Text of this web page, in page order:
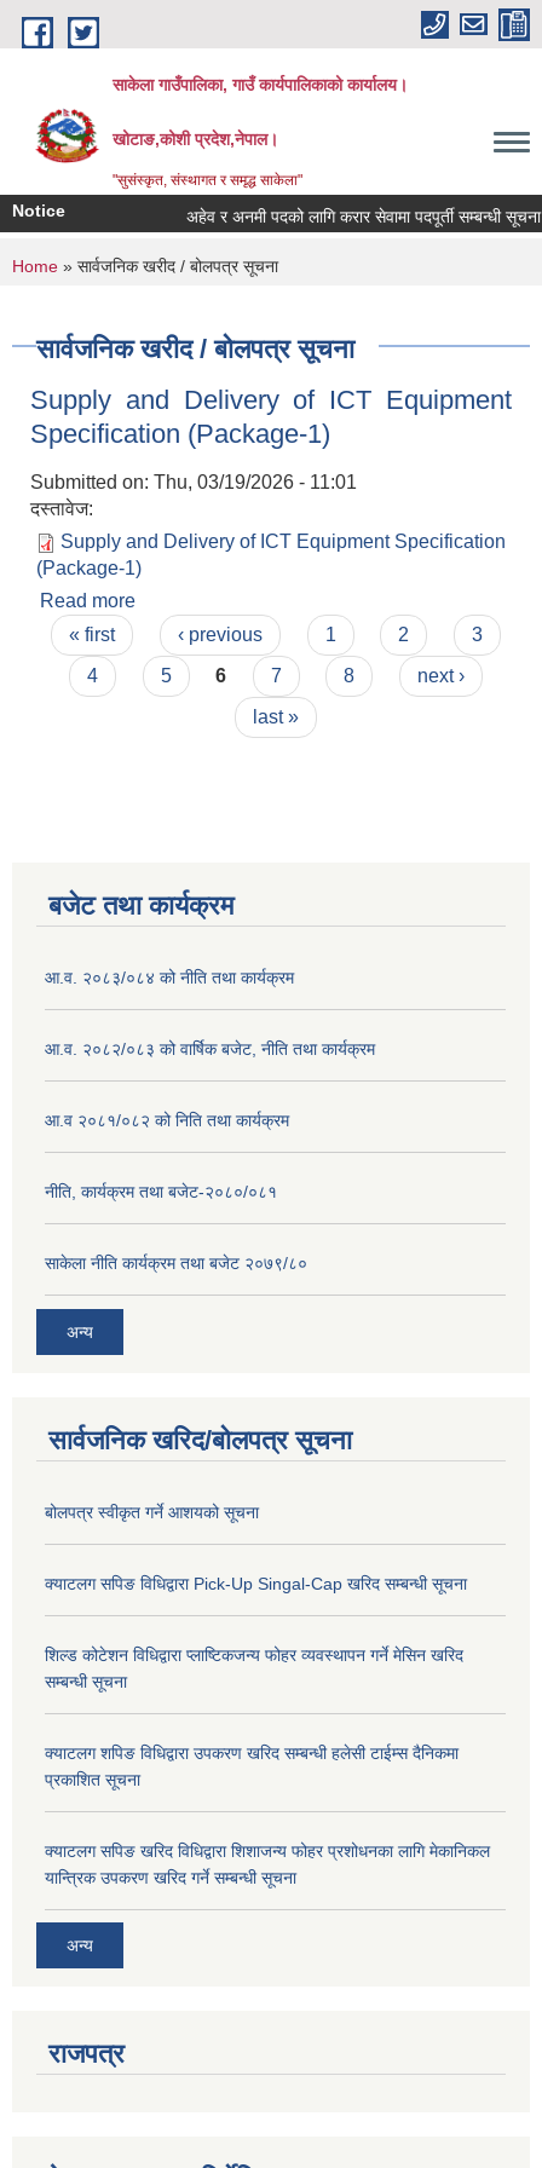
Skip to main content
साकेला गाउँपालिका, गाउँ कार्यपालिकाको कार्यालय।
खोटाङ,कोशी प्रदेश,नेपाल।
"सुसंस्कृत, संस्थागत र समृद्ध साकेला"
Notice अहेव र अनमी पदको लागि करार सेवामा पदपूर्ती सम्बन्धी सूचना
You are here
Home » सार्वजनिक खरीद / बोलपत्र सूचना
सार्वजनिक खरीद / बोलपत्र सूचना
Supply and Delivery of ICT Equipment
Specification (Package-1)
Submitted on: Thu, 03/19/2026 - 11:01
दस्तावेज:
Supply and Delivery of ICT Equipment Specification
(Package-1)
Read more
Specification (Package-1)
Pages
« first ‹ previous 1 2
3
4
5 6 7 8
next ›
last »
बजेट तथा कार्यक्रम
आ.व. २०८३/०८४ को नीति तथा कार्यक्रम
आ.व. २०८२/०८३ को वार्षिक बजेट, नीति तथा कार्यक्रम
आ.व २०८१/०८२ को निति तथा कार्यक्रम
नीति, कार्यक्रम तथा बजेट-२०८०/०८१
साकेला नीति कार्यक्रम तथा बजेट २०७९/८०
अन्य
सार्वजनिक खरिद/बोलपत्र सूचना
बोलपत्र स्वीकृत गर्ने आशयको सूचना
क्याटलग सपिङ विधिद्वारा Pick-Up Singal-Cap खरिद सम्बन्धी सूचना
शिल्ड कोटेशन विधिद्वारा प्लाष्टिकजन्य फोहर व्यवस्थापन गर्ने मेसिन खरिद
सम्बन्धी सूचना
क्याटलग शपिङ विधिद्वारा उपकरण खरिद सम्बन्धी हलेसी टाईम्स दैनिकमा
प्रकाशित सूचना
क्याटलग सपिङ खरिद विधिद्वारा शिशाजन्य फोहर प्रशोधनका लागि मेकानिकल
यान्त्रिक उपकरण खरिद गर्ने सम्बन्धी सूचना
अन्य
राजपत्र